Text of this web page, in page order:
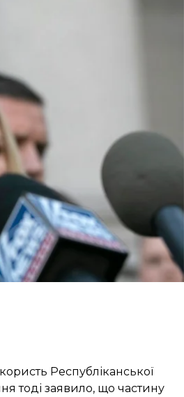
викриття фактів співпраці
Росії Андрія Муравйова для
рекреаційної
водночас Парнас —
кампаній, пов’язаних із
Раніше за цим же
свою провину у вересні.
Республіканської
тоді заявило, що частину